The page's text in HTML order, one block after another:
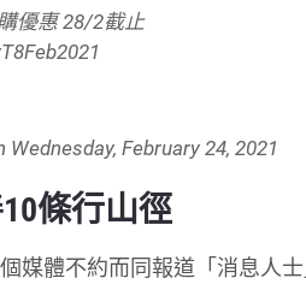
優惠 28/2截止
Wednesday, February 24, 2021
條行山徑
媒體不約而同報道「消息人